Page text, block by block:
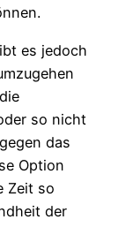
es jedoch
so nicht
das
Option
Zeit so
der